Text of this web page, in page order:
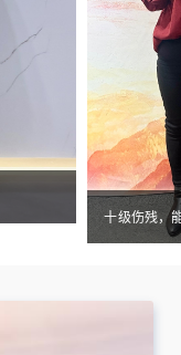
十级伤残，